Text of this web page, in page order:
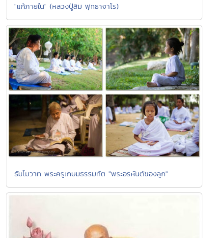
"แก้ภายใน" (หลวงปู่สิม พุทธาจาโร)
ธัมโมวาท พระครูเกษมธรรมทัต "พระอรหันต์ของลูก"